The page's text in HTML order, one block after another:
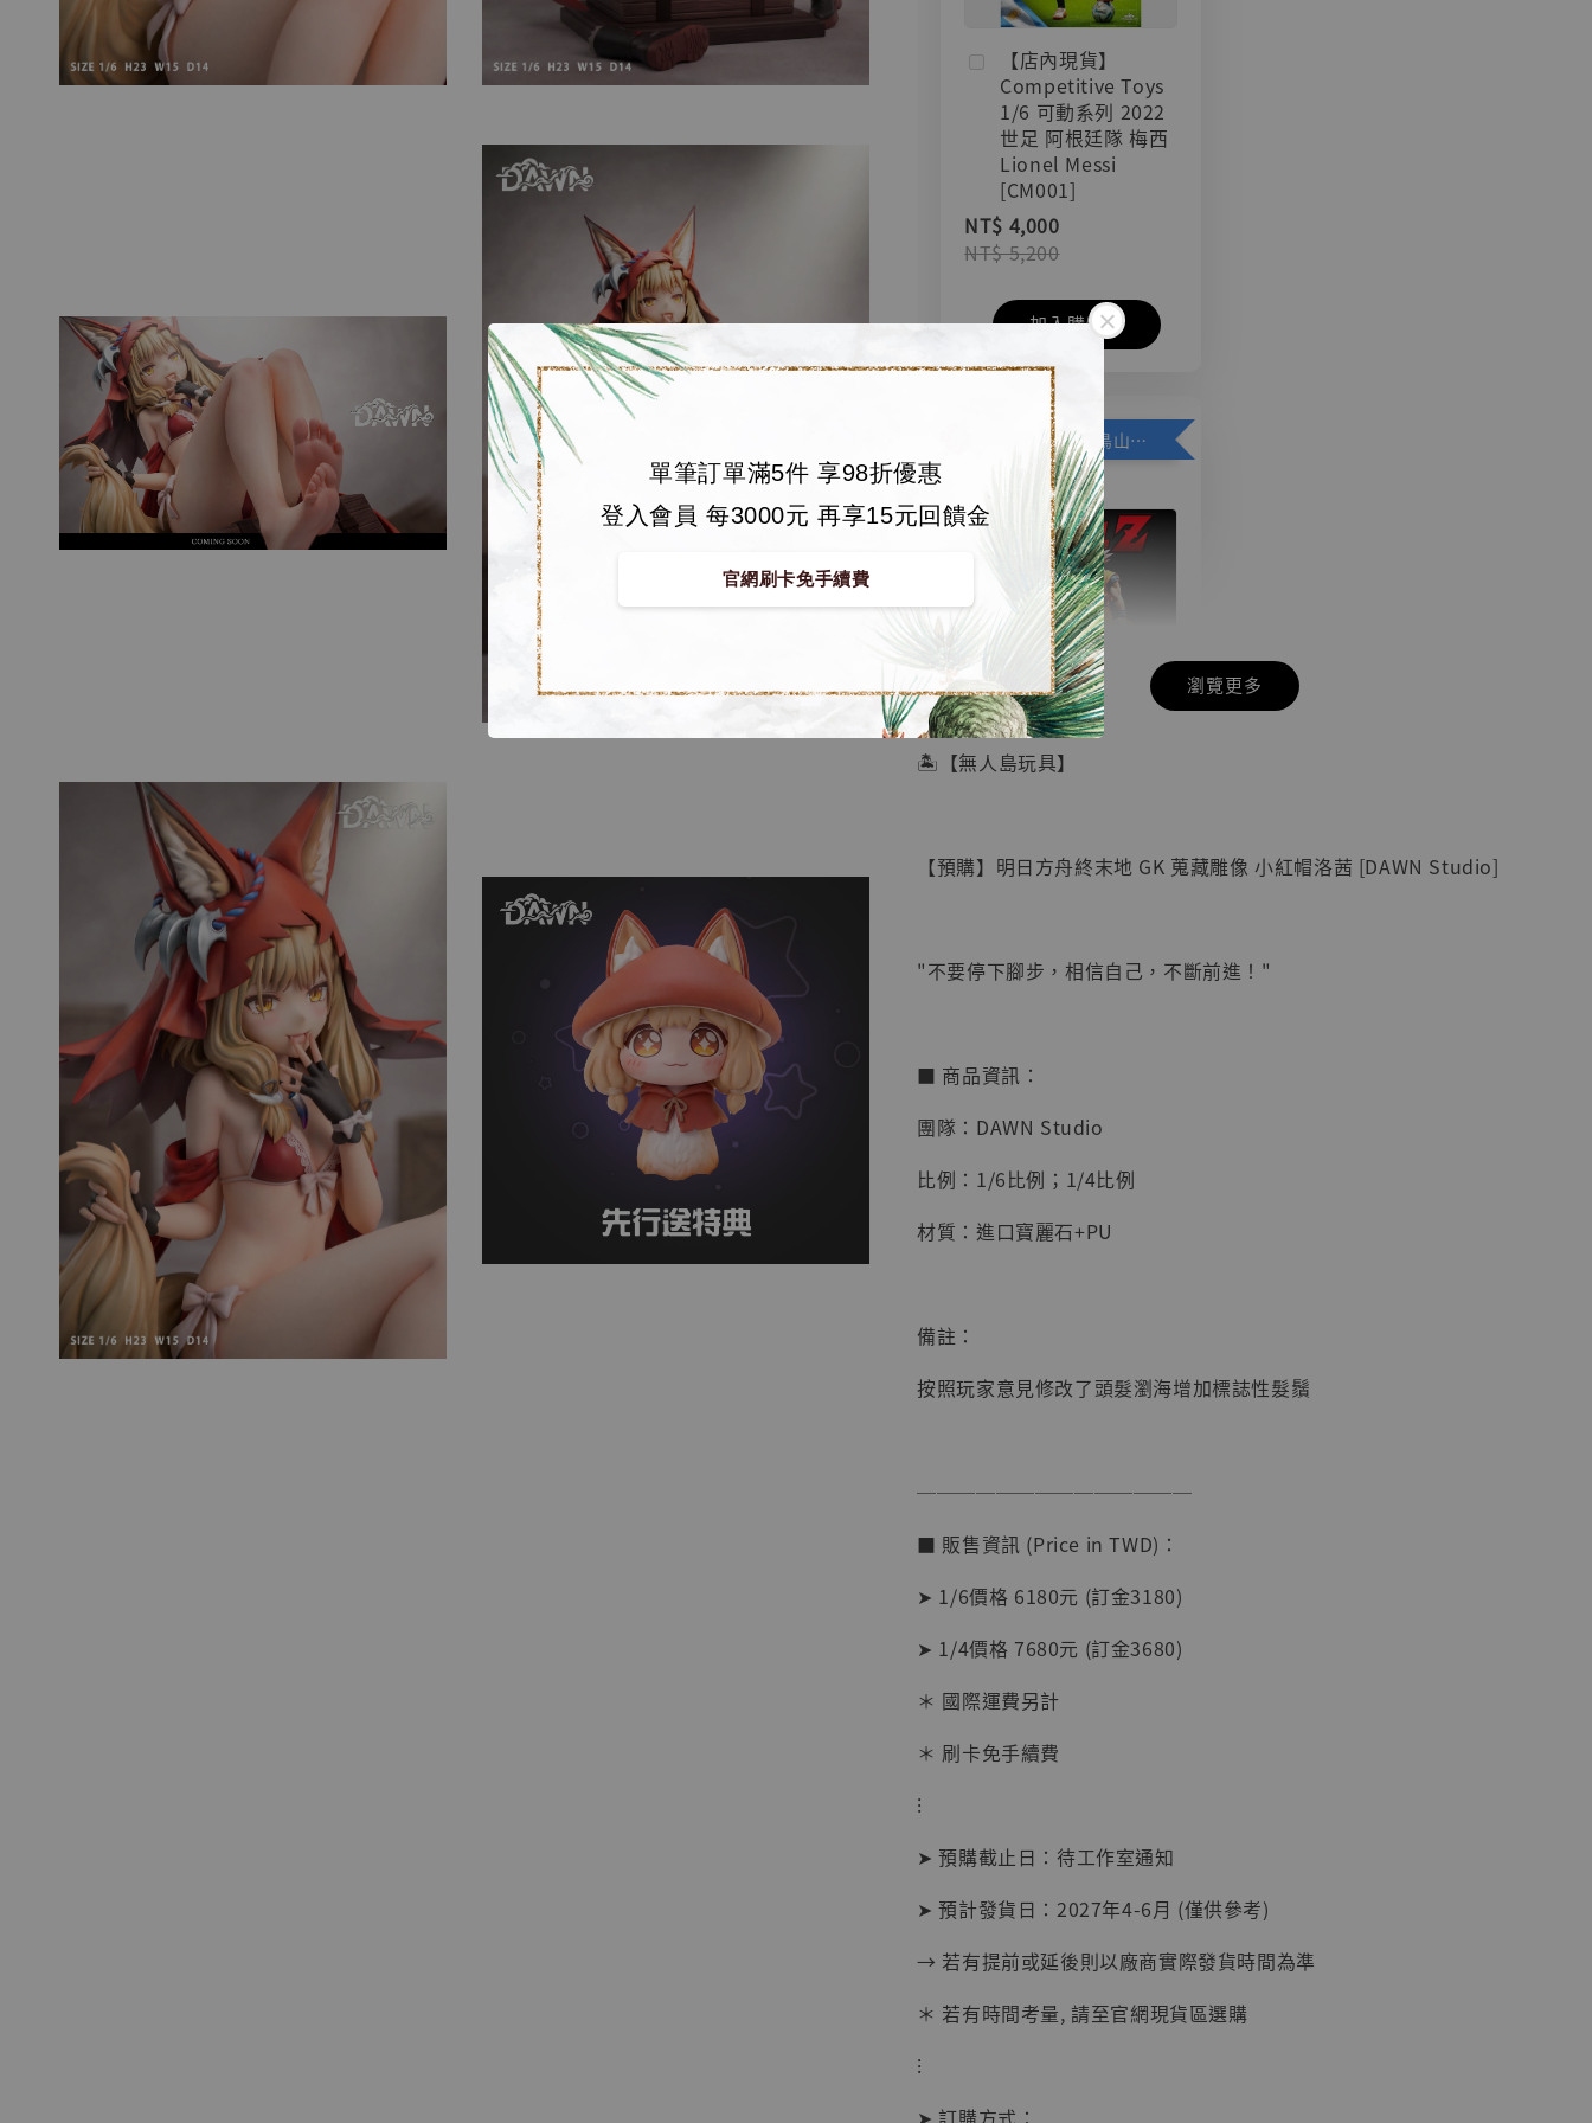
單筆訂單滿5件 享98折優惠
登入會員 每3000元 再享15元回饋金
官網刷卡免手續費
【店內現貨】
Competitive Toys
1/6 可動系列 2022
世足 阿根廷隊 梅西
Lionel Messi
[CM001]
NT$ 4,000
NT$ 5,200
加入購物車
加購優惠【悟空 鳥山明紀念款 [奇蹟工作室]】
【店內現貨】七龍珠
系列蒐藏雕像 悟空
NT$ 4,280
- +
加入購物車
【店內現貨】海賊王
NT$ 1,870
可動蒐藏人偶 讓子
瀏覽更多
🏝【無人島玩具】
【預購】明日方舟終末地 GK 蒐藏雕像 小紅帽洛茜 [DAWN Studio]
"不要停下腳步，相信自己，不斷前進！"
■ 商品資訊：
團隊：DAWN Studio
比例：1/6比例；1/4比例
材質：進口寶麗石+PU
備註：
按照玩家意見修改了頭髮瀏海增加標誌性髮鬚
──────────────
■ 販售資訊 (Price in TWD)：
➤ 1/6價格 6180元 (訂金3180)
➤ 1/4價格 7680元 (訂金3680)
＊ 國際運費另計
＊ 刷卡免手續費
⁝
➤ 預購截止日：待工作室通知
➤ 預計發貨日：2027年4-6月 (僅供參考)
→ 若有提前或延後則以廠商實際發貨時間為準
＊ 若有時間考量, 請至官網現貨區選購
⁝
➤ 訂購方式：